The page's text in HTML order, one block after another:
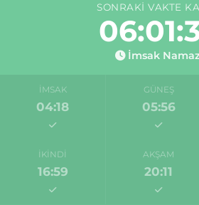
SONRAKI VAKTE
İmsak
İMSAK
04:18
GÜNEŞ
05:56
İKINDI
16:59
AKŞAM
20:11